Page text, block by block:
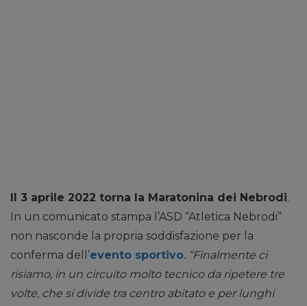
Il 3 aprile 2022 torna la Maratonina dei Nebrodi.
In un comunicato stampa l’ASD “Atletica Nebrodi”
non nasconde la propria soddisfazione per la
conferma dell’evento sportivo. “Finalmente ci
risiamo, in un circuito molto tecnico da ripetere tre
volte, che si divide tra centro abitato e per lunghi